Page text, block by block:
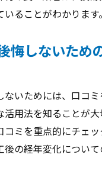
ることがわかります。
悔しないため
ないためには、口コ
用法を知ることが大
コミを重点的にチェ
後の経年変化につい